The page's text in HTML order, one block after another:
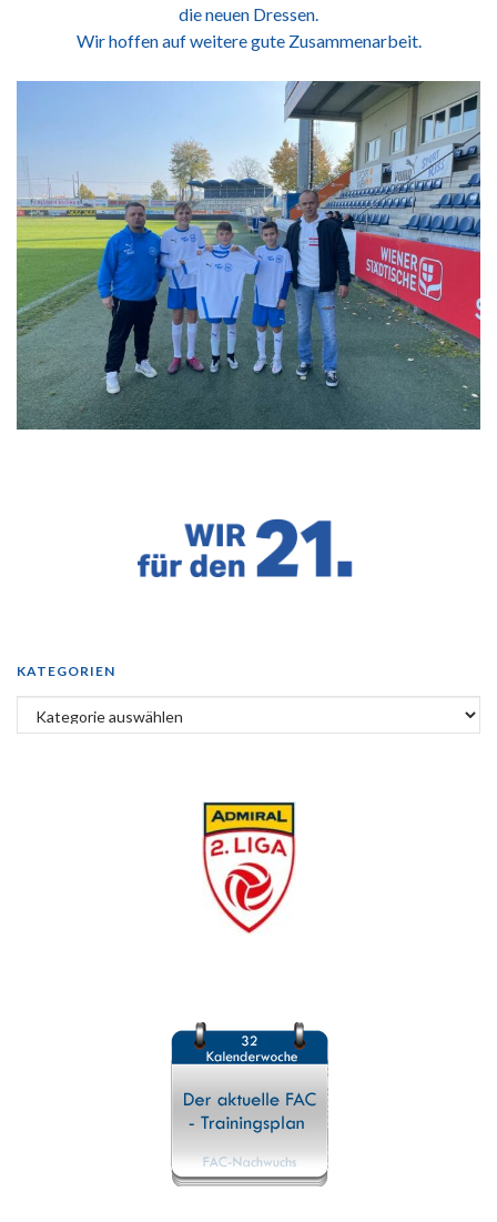
die neuen Dressen.
Wir hoffen auf weitere gute Zusammenarbeit.
KATEGORIEN
Kategorien